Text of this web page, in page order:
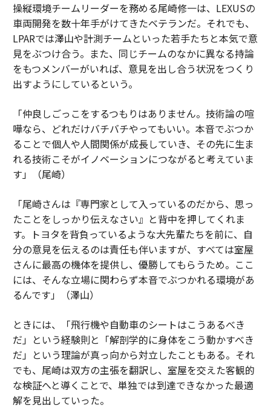
操縦環境チームリーダーを務める尾崎修一は、LEXUSの
車両開発を数十年手がけてきたベテランだ。それでも、
LPARでは澤山や計測チームといった若手たちと本気で意
見をぶつけ合う。また、同じチームのなかに異なる持論
をもつメンバーがいれば、意見を出し合う状況をつくり
出すようにしているという。
「仲良しごっこをするつもりはありません。技術論の喧
嘩なら、どれだけバチバチやってもいい。本音でぶつか
ることで個人や人間関係が成長していき、その先に生ま
れる技術こそがイノベーションにつながると考えていま
す」（尾崎）
「尾崎さんは『専門家として入っているのだから、思っ
たことをしっかり伝えなさい』と背中を押してくれま
す。トヨタを背負っているような大先輩たちを前に、自
分の意見を伝えるのは責任も伴いますが、すべては室屋
さんに最高の機体を提供し、優勝してもらうため。ここ
には、そんな立場に関わらず本音でぶつかれる環境があ
るんです」（澤山）
ときには、「飛行機や自動車のシートはこうあるべき
だ」という経験則と「解剖学的に身体をこう動かすべき
だ」という理論が真っ向から対立したこともある。それ
でも、尾崎は双方の主張を翻訳し、室屋を交えた客観的
な検証へと導くことで、単独では到達できなかった最適
解を見出していった。